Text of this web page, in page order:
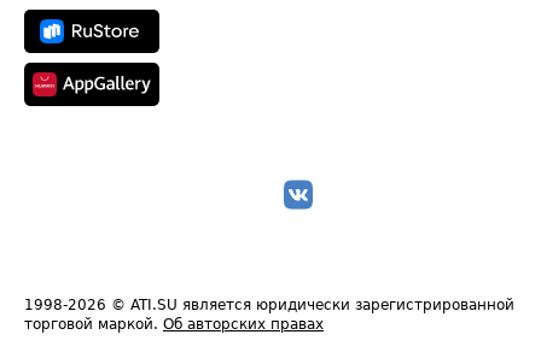
1998-2026 © ATI.SU является юридически зарегистрированной
торговой маркой. Об авторских правах